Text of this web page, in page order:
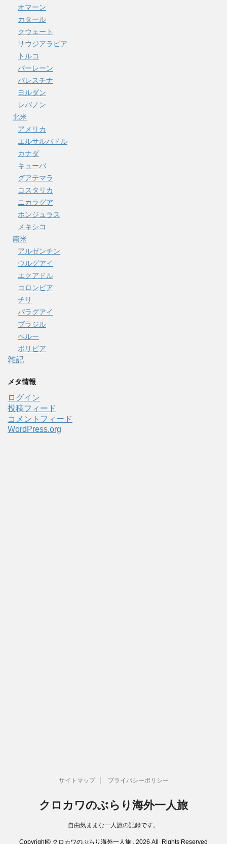
オマーン
カタール
クウェート
サウジアラビア
トルコ
バーレーン
パレスチナ
ヨルダン
レバノン
北米
アメリカ
エルサルバドル
カナダ
キューバ
グアテマラ
コスタリカ
ニカラグア
ホンジュラス
メキシコ
南米
アルゼンチン
ウルグアイ
エクアドル
コロンビア
チリ
パラグアイ
ブラジル
ペルー
ボリビア
雑記
メタ情報
ログイン
投稿フィード
コメントフィード
WordPress.org
サイトマップ プライバシーポリシー
クロカワのぶらり海外一人旅
自由気ままな一人旅の記録です。
Copyright© クロカワのぶらり海外一人旅 , 2026 All Rights Reserved